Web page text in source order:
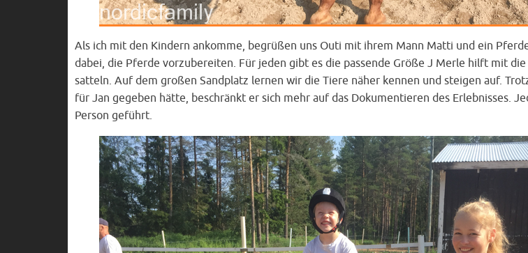
Als ich mit den Kindern ankomme, begrüßen uns Outi mit ihrem Mann Matti und ein
dabei, die Pferde vorzubereiten. Für jeden gibt es die passende Größe J Merle hilft mit
satteln. Auf dem großen Sandplatz lernen wir die Tiere näher kennen und steigen auf.
für Jan gegeben hätte, beschränkt er sich mehr auf das Dokumentieren des Erlebnisses.
Person geführt.